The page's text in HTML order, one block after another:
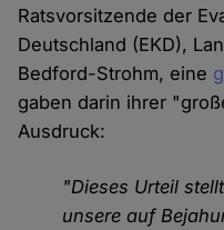
Ratsvorsitzende der
Deutschland (EKD),
Bedford-Strohm, eine
gaben darin ihrer
Ausdruck:
"Dieses Urteil
unsere auf